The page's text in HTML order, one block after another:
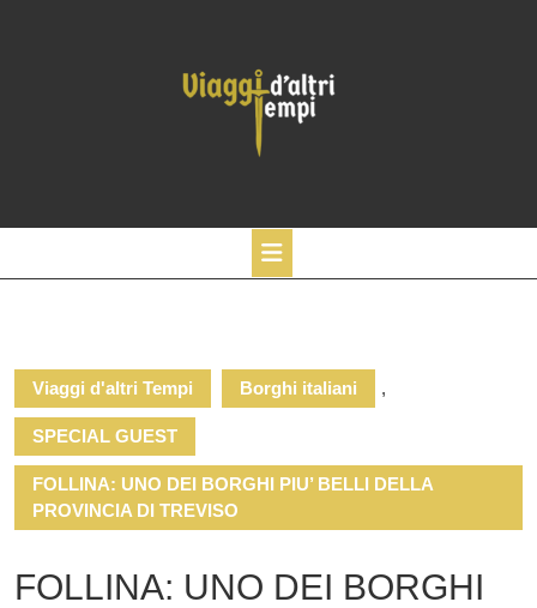
Viaggi d'altri Tempi Borghi italiani ,
SPECIAL GUEST
FOLLINA: UNO DEI BORGHI PIU’ BELLI DELLA
PROVINCIA DI TREVISO
FOLLINA: UNO DEI BORGHI